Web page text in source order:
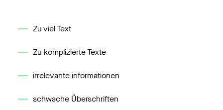
Zu viel Text
Zu komplizierte Texte
irrelevante informationen
schwache Überschriften